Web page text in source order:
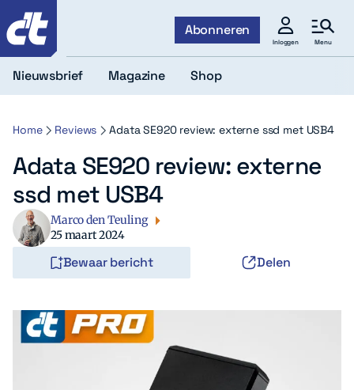
Abonneren
Inloggen Menu
Nieuwsbrief Magazine Shop
Home Reviews Adata SE920 review: externe ssd met USB4
Adata SE920 review: externe
ssd met USB4
Marco den Teuling
25 maart 2024
Bewaar bericht Delen